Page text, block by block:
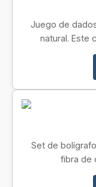
Juego de
natural. Este
Set de
fibra de